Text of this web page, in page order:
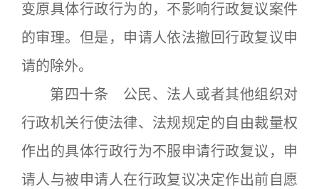
变原具体行政行为的，不影响行政复议案件
的审理。但是，申请人依法撤回行政复议申
请的除外。
第四十条 公民、法人或者其他组织对
行政机关行使法律、法规规定的自由裁量权
作出的具体行政行为不服申请行政复议，申
请人与被申请人在行政复议决定作出前自愿